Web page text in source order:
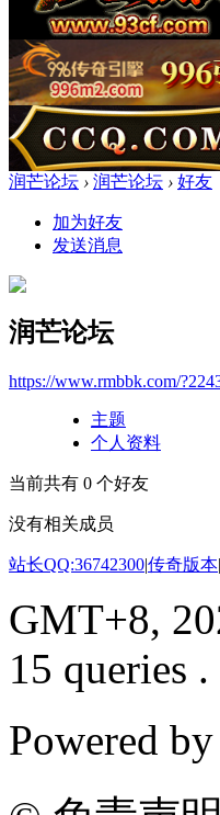
润芒论坛 › 润芒论坛 › 好友
加为好友
发送消息
润芒论坛
https://www.rmbbk.com/
主题
个人资料
当前共有 0 个好友
没有相关成员
站长QQ:36742300|传奇版本|
GMT+8,
15 queries .
Powered by